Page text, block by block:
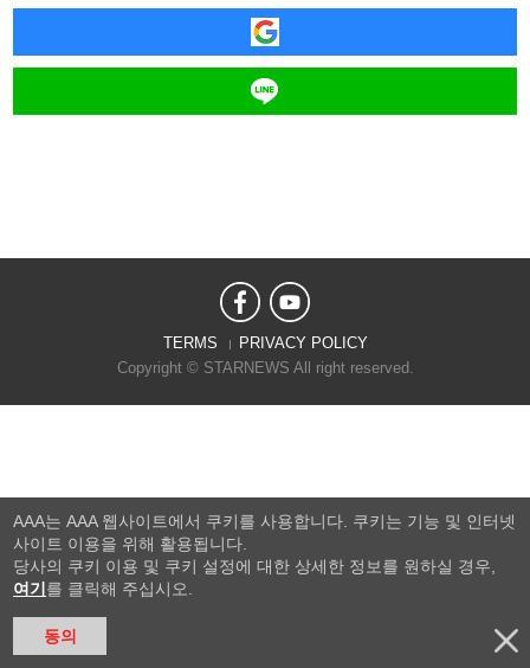
TERMS
PRIVACY POLICY
Copyright © STARNEWS All right reserved.
AAA는 AAA 웹사이트에서 쿠키를 사용합니다. 쿠키는 기능 및 인터넷
사이트 이용을 위해 활용됩니다.
당사의 쿠키 이용 및 쿠키 설정에 대한 상세한 정보를 원하실 경우,
여기 를 클릭해 주십시오.
동의